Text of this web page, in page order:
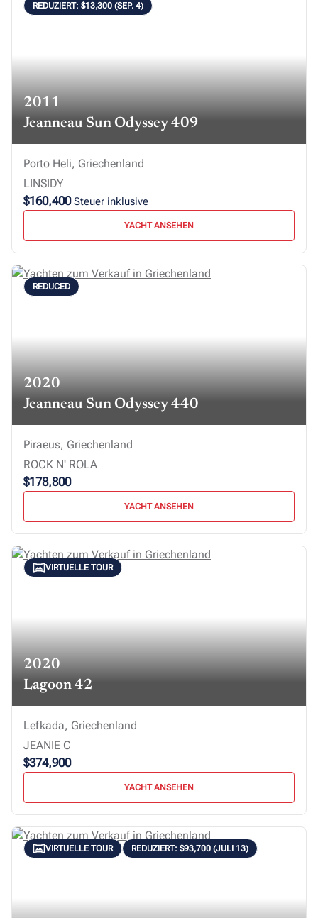
2011
Jeanneau Sun Odyssey 409
REDUZIERT: $13,300 (SEP. 4)
Porto Heli, Griechenland
LINSIDY
$160,400 Steuer inklusive
YACHT ANSEHEN
2020
Jeanneau Sun Odyssey 440
REDUCED
Piraeus, Griechenland
ROCK N' ROLA
$178,800
YACHT ANSEHEN
2020
Lagoon 42
VIRTUELLE TOUR
Lefkada, Griechenland
JEANIE C
$374,900
YACHT ANSEHEN
VIRTUELLE TOUR REDUZIERT: $93,700 (JULI 13)